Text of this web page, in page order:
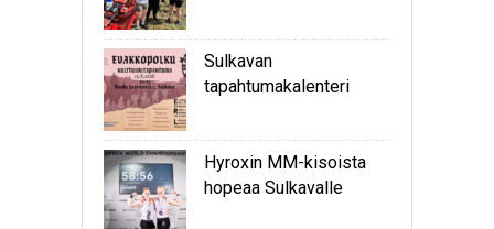
Sulkavan
tapahtumakalenteri
Hyroxin MM-kisoista
hopeaa Sulkavalle